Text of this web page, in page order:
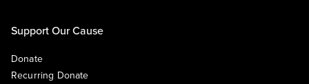
Support Our Cause
Donate
Recurring Donate